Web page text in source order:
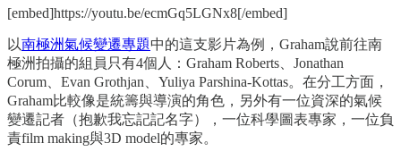
[embed]https://youtu.be/ecmGq5LGNx8[/embed]
以南極洲氣候變遷專題中的這支影片為例，Graham說前往南
極洲拍攝的組員只有4個人：Graham Roberts、Jonathan
Corum、Evan Grothjan、Yuliya Parshina-Kottas。在分工方面，
Graham比較像是統籌與導演的角色，另外有一位資深的氣候
變遷記者（抱歉我忘記記名字），一位科學圖表專家，一位負
責film making與3D model的專家。